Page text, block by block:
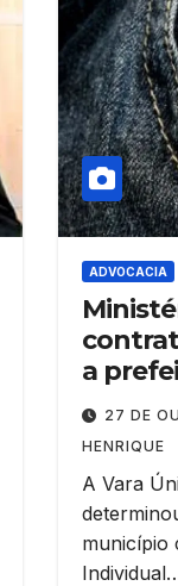
ADVOCACIA
a
27 DE
HENRIQUE
A Vara
município